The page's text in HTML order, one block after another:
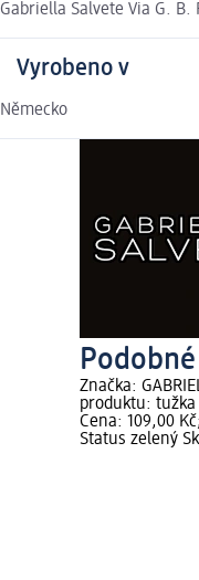
Gabriella Salvete Via G.
Vyrobeno v
Německo
Značka:
produktu: tužka
Cena: 109,00
Status zelený